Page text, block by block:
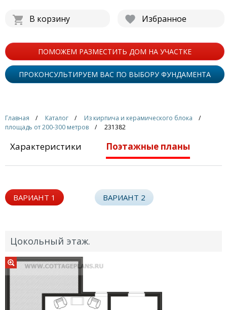
В корзину Избранное
ПОМОЖЕМ РАЗМЕСТИТЬ ДОМ НА УЧАСТКЕ
ПРОКОНСУЛЬТИРУЕМ ВАС ПО ВЫБОРУ ФУНДАМЕНТА
Главная Каталог
Из кирпича и керамического блока
площадь от 200-300 метров
231382
Характеристики Поэтажные планы
ВАРИАНТ 1 ВАРИАНТ 2
Цокольный этаж.